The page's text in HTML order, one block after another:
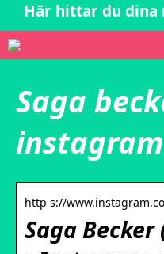
Här hittar du dina
Saga
instagram
http s://
Saga Becker